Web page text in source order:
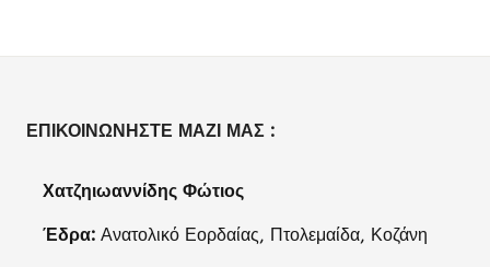
ΕΠΙΚΟΙΝΩΝΉΣΤΕ ΜΑΖΊ ΜΑΣ :
Χατζηιωαννίδης Φώτιος
Έδρα: Ανατολικό Εορδαίας, Πτολεμαίδα, Κοζάνη